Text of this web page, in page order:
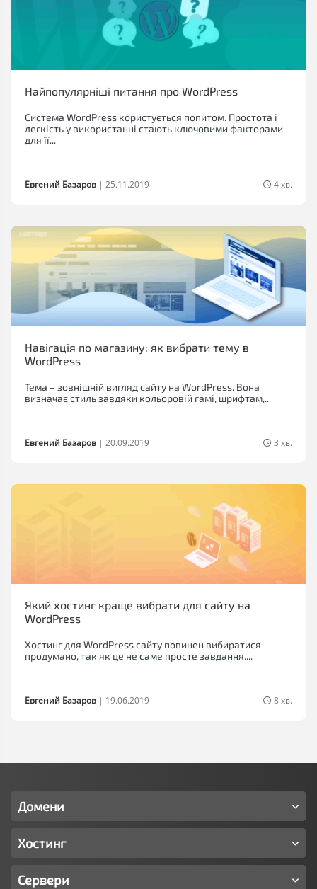
Найпопулярніші питання про WordPress
Система WordPress користується попитом. Простота і
легкість у використанні стають ключовими факторами
для її...
Евгений Базаров | 25.11.2019 4 хв.
Навігація по магазину: як вибрати тему в
WordPress
Тема – зовнішній вигляд сайту на WordPress. Вона
визначає стиль завдяки кольоровій гамі, шрифтам,...
Евгений Базаров | 20.09.2019 3 хв.
Який хостинг краще вибрати для сайту на
WordPress
Хостинг для WordPress сайту повинен вибиратися
продумано, так як це не саме просте завдання....
Евгений Базаров | 19.06.2019 8 хв.
Домени
Хостинг
Сервери